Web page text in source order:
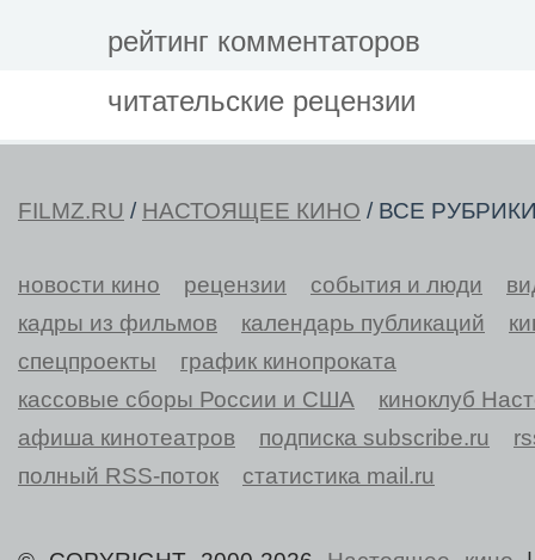
рейтинг комментаторов
читательские рецензии
FILMZ.RU / НАСТОЯЩЕЕ КИНО / ВСЕ
новости кино рецензии события и люди
кадры из фильмов
календарь публикаций
спецпроекты
график кинопроката
кассовые сборы России и США
киноклуб
афиша кинотеатров
подписка subscribe.ru
полный RSS-поток
статистика mail.ru